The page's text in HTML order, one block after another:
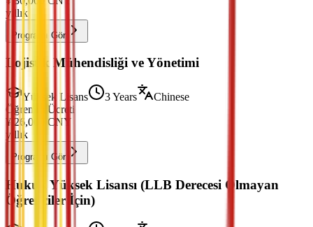
yıllık
Programı Gör
Lojistik Mühendisliği ve Yönetimi
Yüksek Lisans 3 Years
Chinese
Öğrenim Ücreti
¥ 26,000
CNY
yıllık
Programı Gör
Hukuk Yüksek Lisansı (LLB Derecesi Olmayan
Öğrenciler İçin)